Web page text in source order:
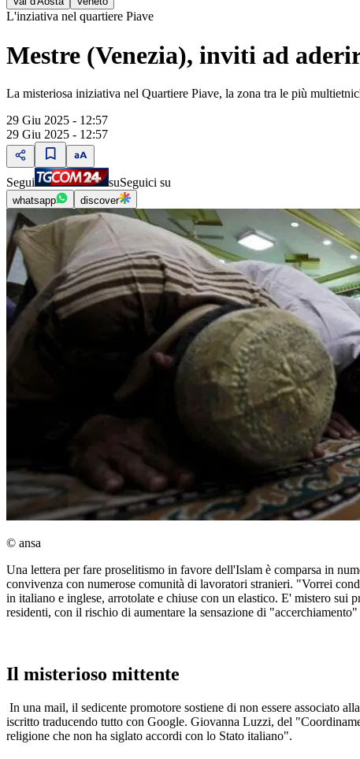
L'inziativa nel quartiere Piave
Mestre (Venezia), inviti ad
La misteriosa iniziativa nel Quartiere Piave, la zona tra le più
29 Giu 2025 - 12:57
29 Giu 2025 - 12:57
Segui suSeguici su
whatsapp discover
© ansa
Una lettera per fare proselitismo in favore dell'Islam è comparsa in
convivenza con numerose comunità di lavoratori stranieri. "Vorrei
in italiano e inglese, arrotolate e chiuse con un elastico. E' mistero
residenti, con il rischio di aumentare la sensazione di
Il misterioso mittente
In una mail, il sedicente promotore sostiene di non essere associato
iscritto traducendo tutto con Google. Giovanna Luzzi, del
religione che non ha siglato accordi con lo Stato italiano".